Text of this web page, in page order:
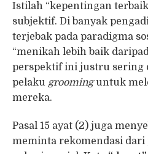
Istilah “kepentingan
subjektif. Di banyak
terjebak pada paradigma
“menikah lebih baik
perspektif ini justru sering
pelaku groominguntuk
mereka.
Pasal 15 ayat (2) juga
meminta rekomendasi dari